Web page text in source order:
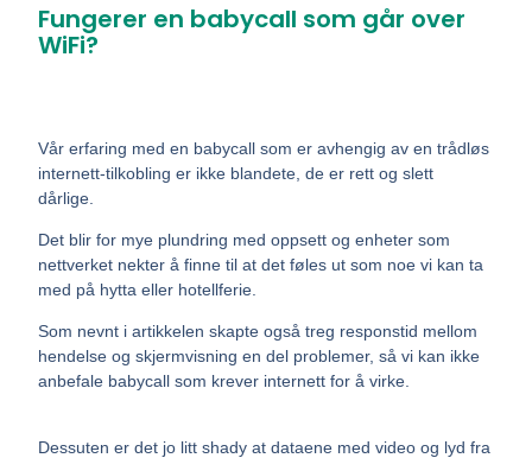
Fungerer en babycall som går over
WiFi?
Vår erfaring med en babycall som er avhengig av en trådløs
internett-tilkobling er ikke blandete, de er rett og slett
dårlige.
Det blir for mye plundring med oppsett og enheter som
nettverket nekter å finne til at det føles ut som noe vi kan ta
med på hytta eller hotellferie.
Som nevnt i artikkelen skapte også treg responstid mellom
hendelse og skjermvisning en del problemer, så vi kan ikke
anbefale babycall som krever internett for å virke.
Dessuten er det jo litt shady at dataene med video og lyd fra